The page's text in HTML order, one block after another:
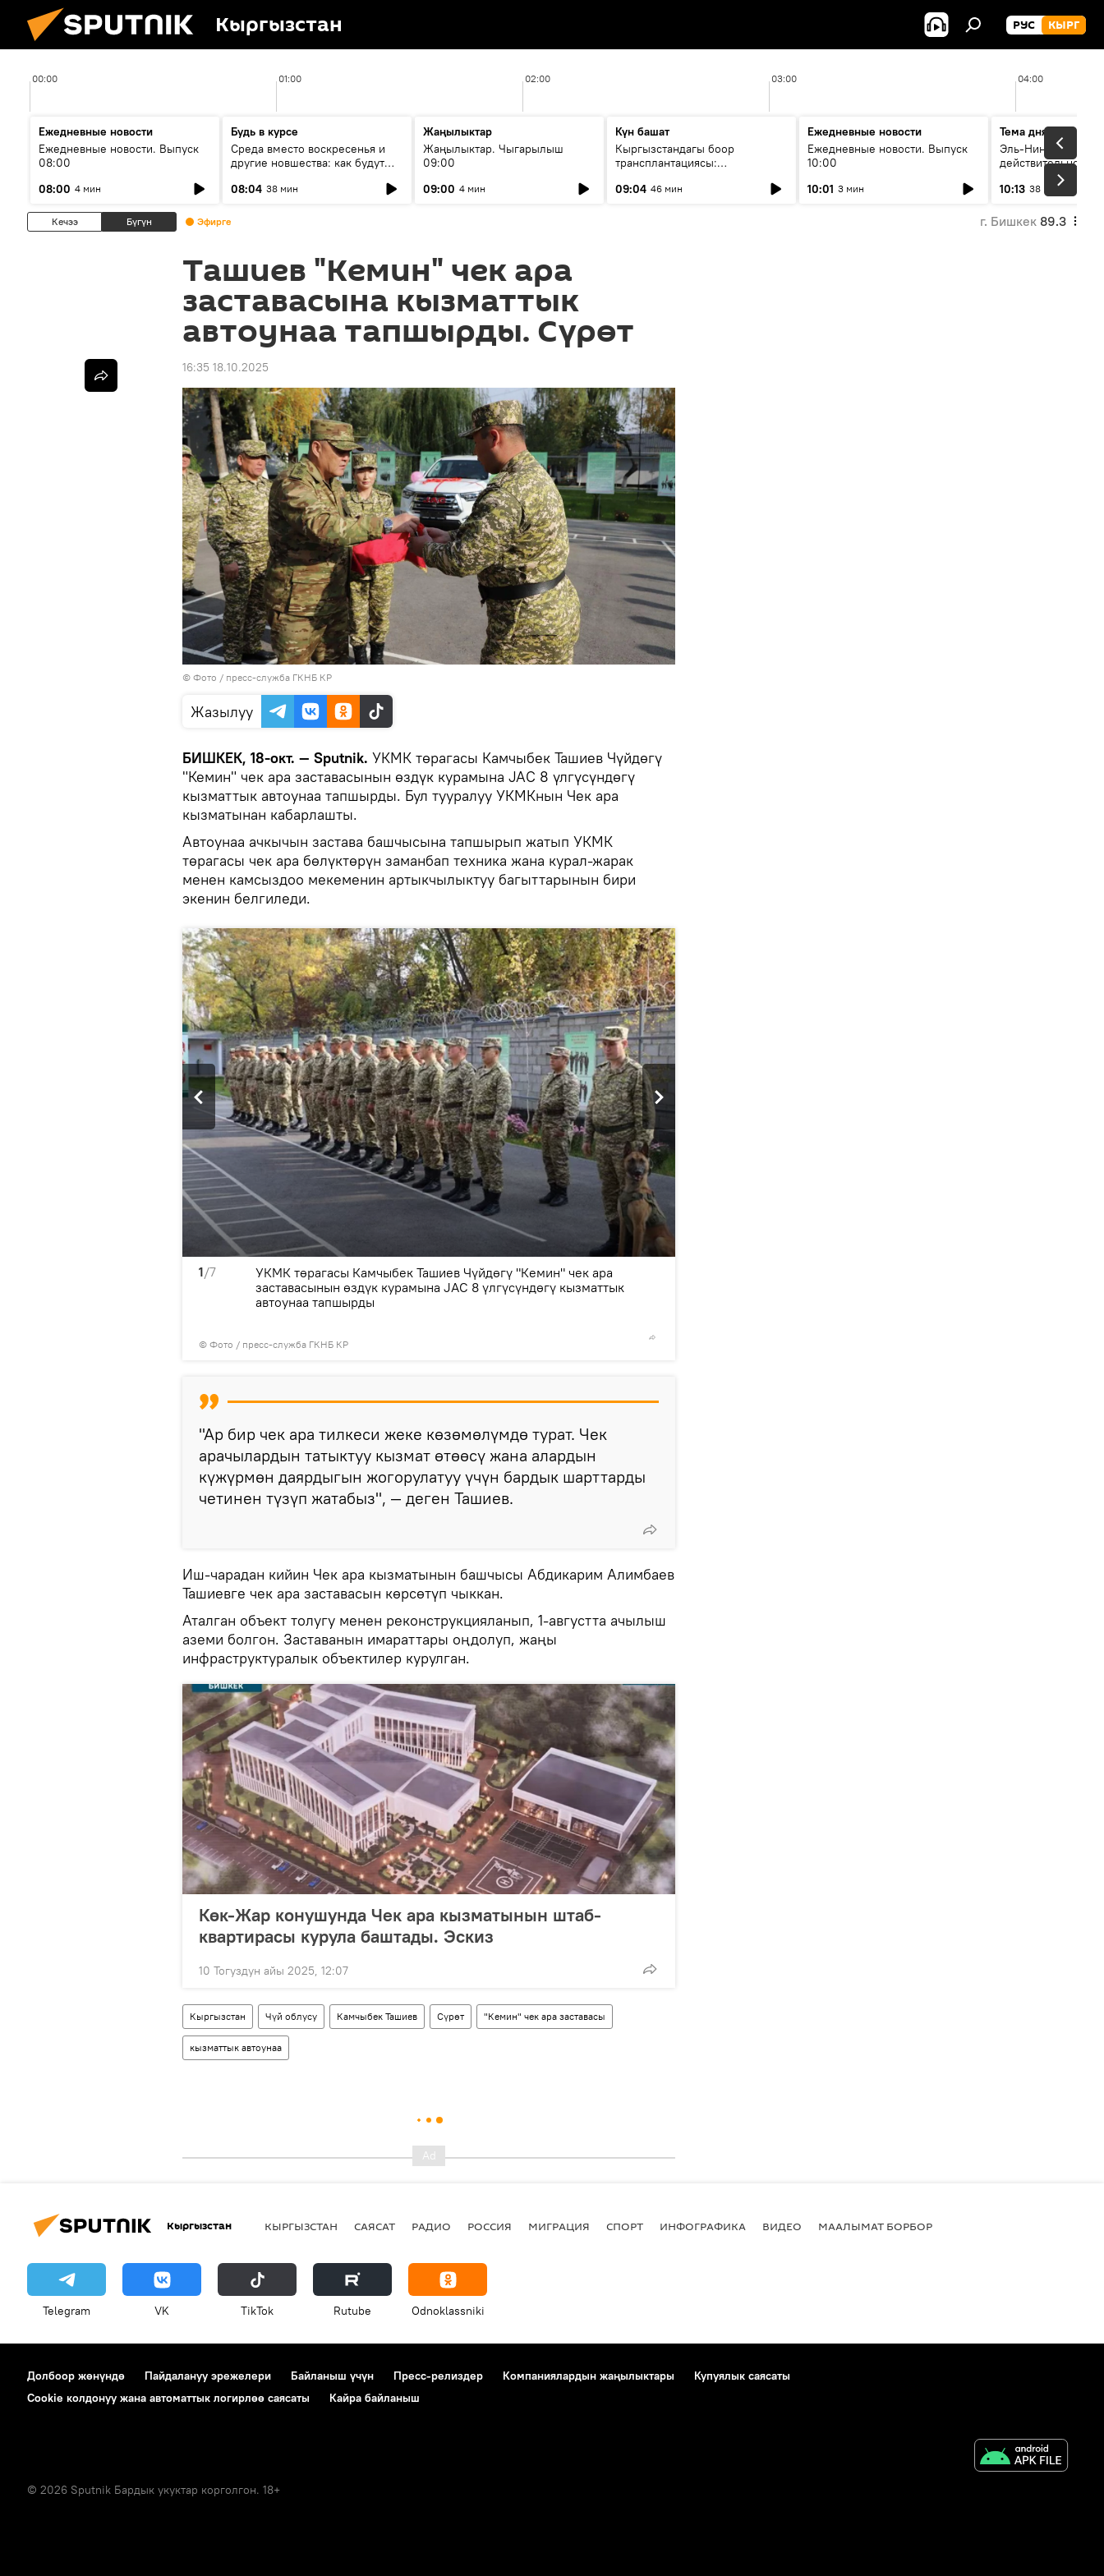
Кыргызстан РУС КЫРГ
00:00 01:00 02:00 03:00 04:00
Ежедневные новости
Ежедневные новости. Выпуск
08:00
08:00 4 мин
Будь в курсе
Среда вместо воскресенья и
другие новшества: как будут
08:04 38 мин
Жаңылыктар
Жаңылыктар. Чыгарылыш
09:00
09:00 4 мин
Күн башат
Кыргызстандагы боор
трансплантациясы:
келечеги
09:04 46 мин
Ежедневные новости
Ежедневные новости. Выпуск
10:00
10:01 3 мин
Тема дня
Эль-Ниньо, жара и
действительно
погоду в
10:13 38 мин
Кечээ Бүгүн Эфирге г. Бишкек 89.3
Ташиев "Кемин" чек ара
заставасына кызматтык
автоунаа тапшырды. Сүрөт
16:35 18.10.2025
© Фото / пресс-служба ГКНБ КР
Жазылуу
БИШКЕК, 18-окт. — Sputnik. УКМК төрагасы Камчыбек Ташиев Чүйдөгү
"Кемин" чек ара заставасынын өздүк курамына JAC 8 үлгүсүндөгү
кызматтык автоунаа тапшырды. Бул тууралуу УКМКнын Чек ара
кызматынан кабарлашты.
Автоунаа ачкычын застава башчысына тапшырып жатып УКМК
төрагасы чек ара бөлүктөрүн заманбап техника жана курал-жарак
менен камсыздоо мекеменин артыкчылыктуу багыттарынын бири
экенин белгиледи.
1/7
© Фото / пресс-служба ГКНБ КР
УКМК төрагасы Камчыбек Ташиев Чүйдөгү "Кемин" чек ара
заставасынын өздүк курамына JAC 8 үлгүсүндөгү кызматтык
автоунаа тапшырды
"Ар бир чек ара тилкеси жеке көзөмөлүмдө турат. Чек
арачылардын татыктуу кызмат өтөөсү жана алардын
күжүрмөн даярдыгын жогорулатуу үчүн бардык шарттарды
четинен түзүп жатабыз", — деген Ташиев.
Иш-чарадан кийин Чек ара кызматынын башчысы Абдикарим Алимбаев
Ташиевге чек ара заставасын көрсөтүп чыккан.
Аталган объект толугу менен реконструкцияланып, 1-августта ачылыш
аземи болгон. Заставанын имараттары оңдолуп, жаңы
инфраструктуралык объектилер курулган.
Көк-Жар конушунда Чек ара кызматынын штаб-
квартирасы курула баштады. Эскиз
10 Тогуздун айы 2025, 12:07
Кыргызстан Чүй облусу Камчыбек Ташиев Сүрөт "Кемин" чек ара заставасы
кызматтык автоунаа
Кыргызстан КЫРГЫЗСТАН САЯСАТ РАДИО РОССИЯ МИГРАЦИЯ СПОРТ ИНФОГРАФИКА ВИДЕО МААЛЫМАТ БОРБОР
Telegram VK ТikТоk Rutube Odnoklassniki
Долбоор жөнүндө Пайдалануу эрежелери Байланыш үчүн Пресс-релиздер Компаниялардын жаңылыктары
Купуялык саясаты
Cookie колдонуу жана автоматтык логирлөө саясаты
Кайра байланыш
© 2026 Sputnik Бардык укуктар корголгон. 18+